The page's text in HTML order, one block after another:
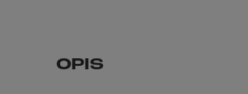
OPIS